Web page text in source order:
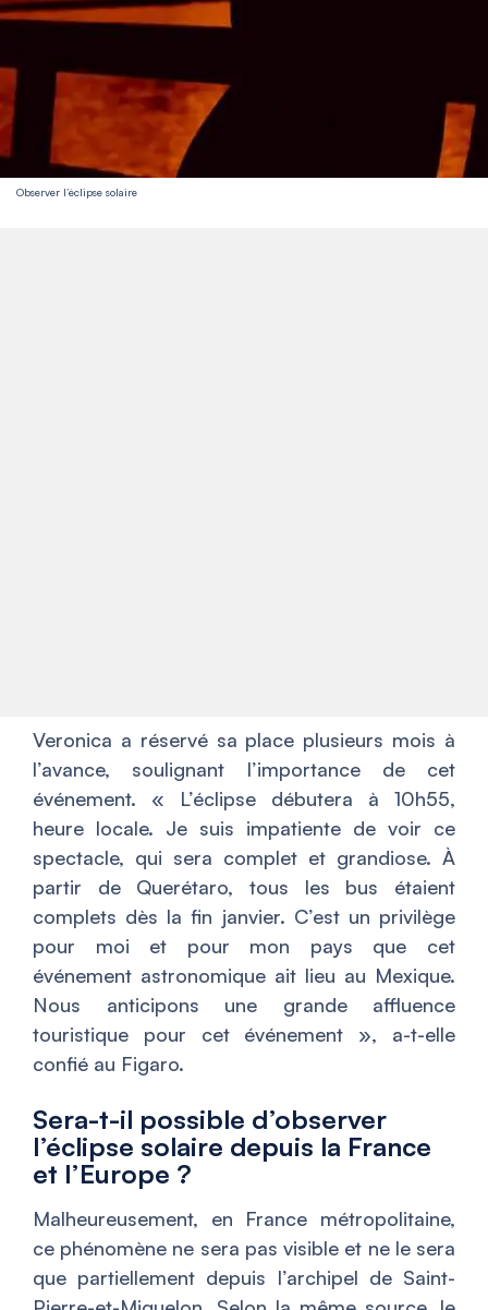
Observer l’éclipse solaire
Veronica a réservé sa place plusieurs mois à
l’avance, soulignant l’importance de cet
événement. « L’éclipse débutera à 10h55,
heure locale. Je suis impatiente de voir ce
spectacle, qui sera complet et grandiose. À
partir de Querétaro, tous les bus étaient
complets dès la fin janvier. C’est un privilège
pour moi et pour mon pays que cet
événement astronomique ait lieu au Mexique.
Nous anticipons une grande affluence
touristique pour cet événement », a-t-elle
confié au Figaro.
Sera-t-il possible d’observer
l’éclipse solaire depuis la France
et l’Europe ?
Malheureusement, en France métropolitaine,
ce phénomène ne sera pas visible et ne le sera
que partiellement depuis l’archipel de Saint-